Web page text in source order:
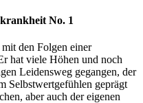
No. 1
den Folgen einer
hat viele Höhen und noch
Leidensweg gegangen, der
Selbstwertgefühlen geprägt
aber auch der eigenen